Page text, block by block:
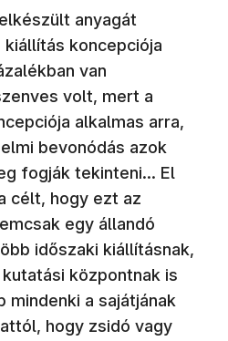
anyagát
koncepciója
van
volt, mert a
alkalmas arra,
bevonódás azok
fogják tekinteni… El
célt, hogy ezt az
egy állandó
időszaki kiállításnak,
központnak is
mindenki a sajátjának
hogy zsidó vagy